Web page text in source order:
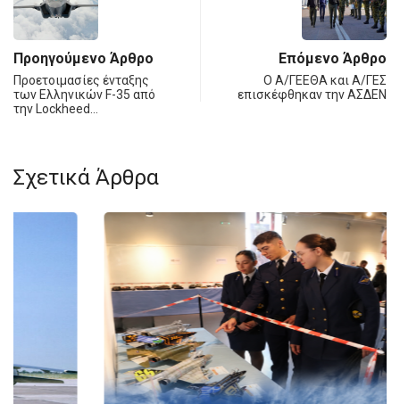
Προηγούμενο Άρθρο
Προετοιμασίες ένταξης
των Ελληνικών F-35 από
την Lockheed…
Επόμενο Άρθρο
Ο Α/ΓΕΕΘΑ και Α/ΓΕΣ
επισκέφθηκαν την ΑΣΔΕΝ
Σχετικά Άρθρα